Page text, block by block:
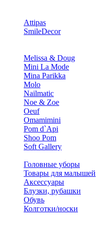
Attipas
SmileDecor
Melissa & Doug
Mini La Mode
Mina Parikka
Molo
Nailmatic
Noe & Zoe
Oeuf
Omamimini
Pom d`Api
Shoo Pom
Soft Gallery
Головные уборы
Товары для малышей
Аксессуары
Блузки, рубашки
Обувь
Колготки/носки